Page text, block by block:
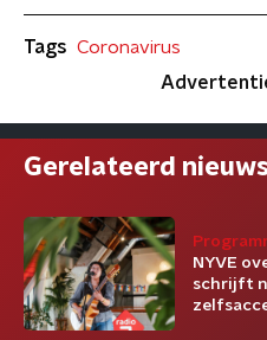
Tags Coronavirus
Gerelateerd
NYVE
schrijft